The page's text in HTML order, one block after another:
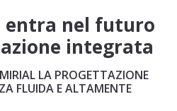
entra nel futuro
integrata
LA PROGETTAZIONE
FLUIDA E ALTAMENTE